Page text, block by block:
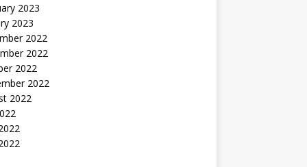
2023
2023
2022
2022
2022
2022
2022